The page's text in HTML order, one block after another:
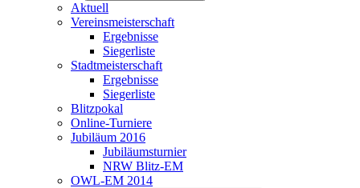
Aktuell
Vereinsmeisterschaft
Ergebnisse
Siegerliste
Stadtmeisterschaft
Ergebnisse
Siegerliste
Blitzpokal
Online-Turniere
Jubiläum 2016
Jubiläumsturnier
NRW Blitz-EM
OWL-EM 2014